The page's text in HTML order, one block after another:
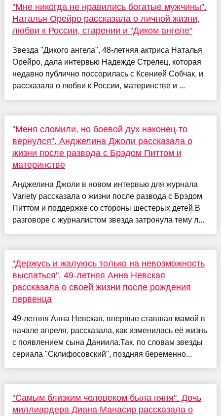
"Мне никогда не нравились богатые мужчины".
Наталья Орейро рассказала о личной жизни,
любви к России, старении и "Диком ангеле"
Звезда "Дикого ангела", 48-летняя актриса Наталья
Орейро, дала интервью Надежде Стрелец, которая
недавно публично поссорилась с Ксенией Собчак, и
рассказала о любви к России, материнстве и ...
"Меня сломили, но боевой дух наконец-то
вернулся". Анджелина Джоли рассказала о
жизни после развода с Брэдом Питтом и
материнстве
Анджелина Джоли в новом интервью для журнала
Variety рассказала о жизни после развода с Брэдом
Питтом и поддержке со стороны шестерых детей.В
разговоре с журналистом звезда затронула тему л...
"Держусь и жалуюсь только на невозможность
выспаться". 49-летняя Анна Невская
рассказала о своей жизни после рождения
первенца
49-летняя Анна Невская, впервые ставшая мамой в
начале апреля, рассказала, как изменилась её жизнь
с появлением сына Даниила.Так, по словам звезды
сериала "Склифосовский", поздняя беременно...
"Самым близким человеком была няня". Дочь
миллиардера Диана Манасир рассказала о